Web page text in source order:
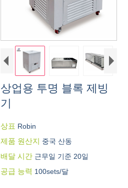
상업용 투명 블록 제빙
기
상표 Robin
제품 원산지 중국 산동
배달 시간 근무일 기준 20일
공급 능력 100sets/달